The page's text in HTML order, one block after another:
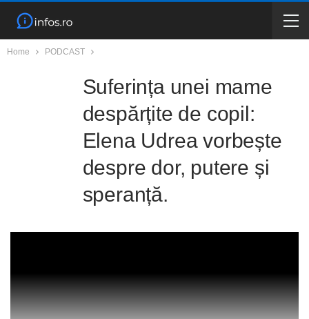
Home PODCAST
Suferința unei mame
despărțite de copil:
Elena Udrea vorbește
despre dor, putere și
speranță.